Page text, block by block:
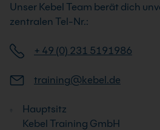
Unser Kebel Team berät dich
zentralen Tel-Nr.:
+ 49 (0) 231 5191986
training@kebel.de
Hauptsitz
Kebel Training GmbH